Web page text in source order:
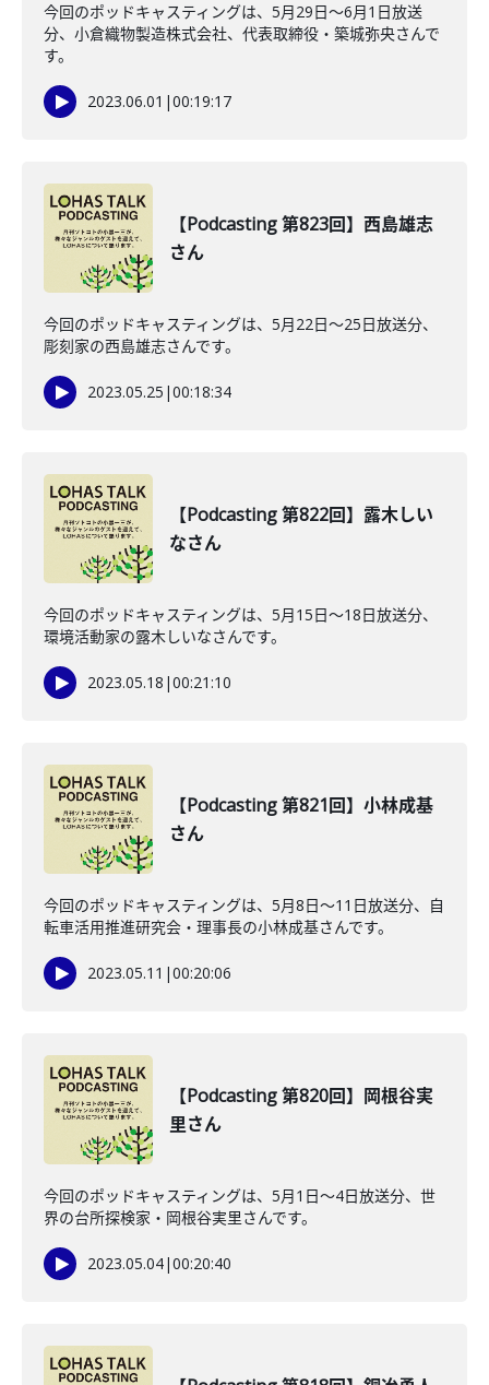
今回のポッドキャスティングは、5月29日〜6月1日放送
分、小倉織物製造株式会社、代表取締役・築城弥央さんで
す。
2023.06.01 |00:19:17
【Podcasting 第823回】西島雄志
さん
今回のポッドキャスティングは、5月22日〜25日放送分、
彫刻家の西島雄志さんです。
2023.05.25 |00:18:34
【Podcasting 第822回】露木しい
なさん
今回のポッドキャスティングは、5月15日〜18日放送分、
環境活動家の露木しいなさんです。
2023.05.18 |00:21:10
【Podcasting 第821回】小林成基
さん
今回のポッドキャスティングは、5月8日〜11日放送分、自
転車活用推進研究会・理事長の小林成基さんです。
2023.05.11 |00:20:06
【Podcasting 第820回】岡根谷実
里さん
今回のポッドキャスティングは、5月1日〜4日放送分、世
界の台所探検家・岡根谷実里さんです。
2023.05.04|00:20:40